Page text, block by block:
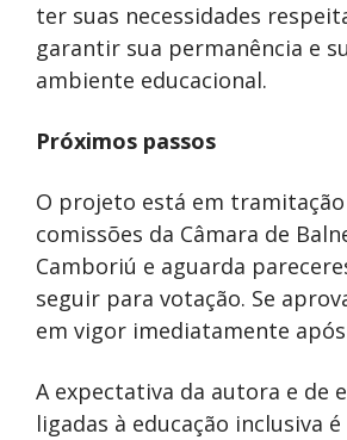
ter suas necessidades
garantir sua permanência e
ambiente educacional.
Próximos passos
O projeto está em tramitação
comissões da Câmara de
Camboriú e aguarda
seguir para votação. Se
em vigor imediatamente
A expectativa da autora e de
ligadas à educação inclusiva